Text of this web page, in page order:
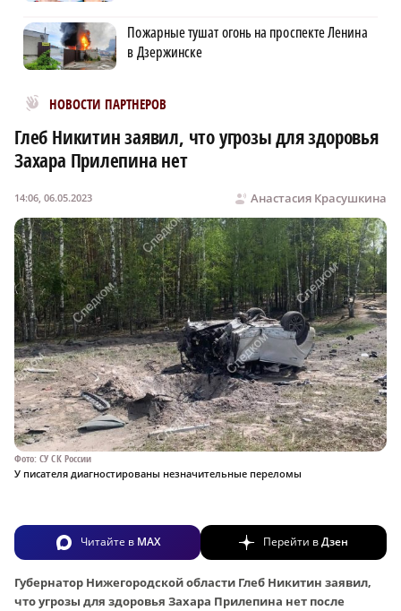
Пожарные тушат огонь на проспекте Ленина
в Дзержинске
НОВОСТИ ПАРТНЕРОВ
Новости МирТесен
Глеб Никитин заявил, что угрозы для здоровья
Захара Прилепина нет
Анастасия Красушкина
14:06, 06.05.2023
Фото: СУ СК России
У писателя диагностированы незначительные переломы
Читайте в MAX Перейти вДзен
Губернатор Нижегородской области Глеб Никитин заявил,
что угрозы для здоровья Захара Прилепина нет после